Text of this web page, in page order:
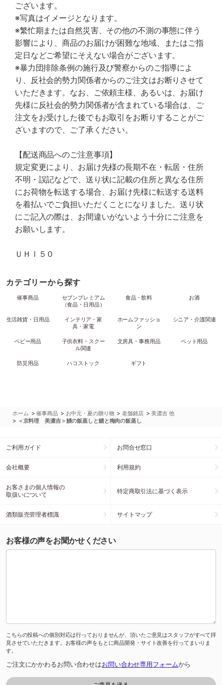
ございます。
※写真はイメージとなります。
※繁忙期または自然災害、その他の不測の事態に伴う
影響により、商品のお届けが困難な地域、またはご指
定日などご希望にそえない場合がございます。
※暴力団排除条例の施行及び警察からのご指導によ
り、反社会的勢力関係者からのご注文はお断りさせて
いただきます。なお、ご依頼主様、あるいは、お届け
先様に反社会的勢力関係者が含まれている場合は、ご
注文をお受けした後でもお取引をお断りすることがご
ざいますので、ご了承ください。
【配送商品へのご注意事項】
規定変更により、お届け先様の長期不在・転居・住所
不明・誤記などで、送り状に記載の住所と異なる住所
にお荷物を転送する場合、お届け先様に転送する送料
を着払いでご負担いただくことになりました。送り状
にご記入の際は、お間違いがないよう十分にご注意を
お願いします。
ＵＨＩ５０
カテゴリーから探す
催事商品
セブンプレミアム
（食品・日用品）
食品・飲料 お酒
生活雑貨・日用品
インテリア・家
具・家電
ホームファッショ
ン
シニア・介護関連
ベビー用品
子供衣料・スクー
ル関連
文房具・事務用品 ペット用品
防災用品 ハコストック ギフト
ホーム >催事商品 > お中元・夏の贈り物 >老舗銘店 >美濃吉 他
> ＜京料理 美濃吉＞鰻の飯蒸しと鱧と梅肉の飯蒸し
ご利用ガイド お問合せ窓口
会社概要 利用規約
お客さまの個人情報の
取扱いについて
特定商取引法に基づく表示
酒類販売管理者標識 サイトマップ
お客様の声をお聞かせください
こちらの投稿への個別対応は行っておりませんが、頂いたご意見はスタッフがすべて拝
見させていただきます。お客様の声をもとに商品開発・サイト改善を行ってまいりま
す。
ご注文にかかわるお問い合わせはお問い合わせ専用フォームから